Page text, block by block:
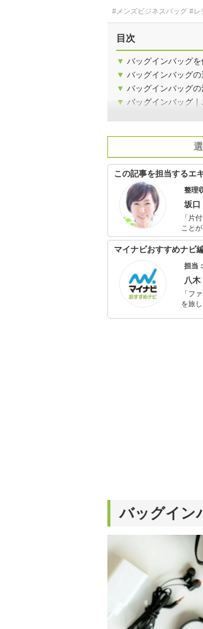
#メンズビジネスバッグ #レ
目次
▼ バッグインバッグ
▼ バッグインバッグ
▼ バッグインバッグ
▼ バッグインバッグ
この記事を担当するエ
整理
坂口
「片付
こと
ック
理収
ルル
マイナビおすすめナビ
担当
八木
「フ
を旅
バッグイン